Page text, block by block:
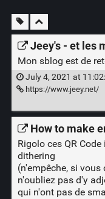
Jeey's - et les
Mon sblog est de
July 4, 2021 at
https://www.jeey.net/
How to make
Rigolo ces QR
dithering
(n'empêche, si vous
n'oubliez pas d'y
qui n'ont pas de